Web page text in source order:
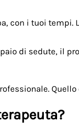
con i tuoi tempi.
di sedute, il